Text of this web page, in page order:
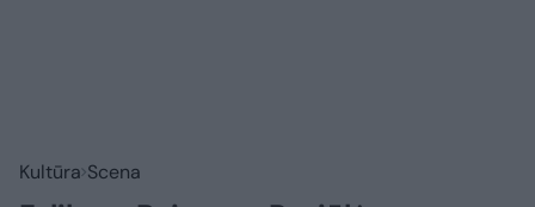
Kultūra Scena